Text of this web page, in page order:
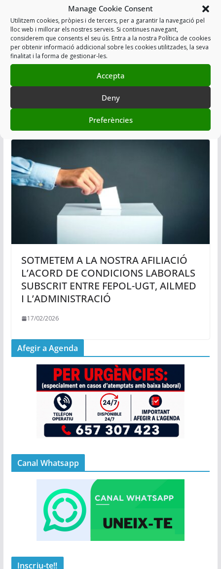
Manage Cookie Consent
Utilitzem cookies, pròpies i de tercers, per a garantir la navegació pel
lloc web i millorar els nostres serveis. Si continues navegant,
considerem que consents el seu ús. Entra a la nostra Política de cookies
per obtenir informació addicional sobre les cookies utilitzades, la seva
finalitat i la forma de gestionar-les.
Accepta
Deny
Preferències
RESUM REUNIÓ REGIONAL SINDICATS
I CAPS DE LA RPCT 15-12-2021
SOTMETEM A LA NOSTRA AFILIACIÓ
L’ACORD DE CONDICIONS LABORALS
SUBSCRIT ENTRE FEPOL-UGT, AILMED
I L’ADMINISTRACIÓ
17/02/2026
Afegir a Agenda
Canal Whatsapp
Inscriu-te!!